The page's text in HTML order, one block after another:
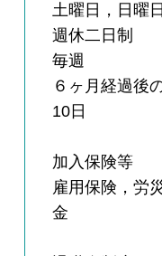
土曜日，日曜
週休二日制
毎週
６ヶ月経過後
10日
加入保険等
雇用保険，労
金